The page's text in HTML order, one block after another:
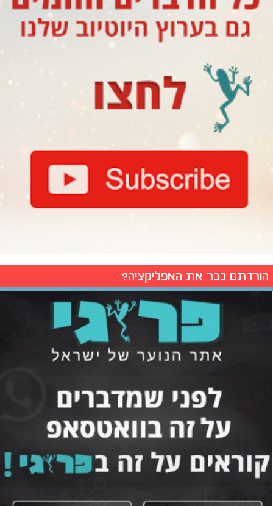
הורדתם כבר את האפליקציה?